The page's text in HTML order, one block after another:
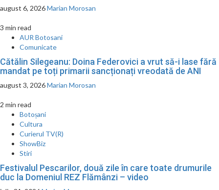
august 6, 2026Marian Morosan
3 min read
AUR Botosani
Comunicate
Cătălin Silegeanu: Doina Federovici a vrut să-i lase fără
mandat pe toți primarii sancționați vreodată de ANI
august 3, 2026Marian Morosan
2 min read
Botoșani
Cultura
Curierul TV(R)
ShowBiz
Stiri
Festivalul Pescarilor, două zile în care toate drumurile
duc la Domeniul REZ Flămânzi – video